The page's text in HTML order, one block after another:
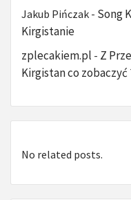
Jakub Pińczak - Song
Kirgistanie
zplecakiem.pl - Z
Kirgistan co zobaczyć
No related posts.